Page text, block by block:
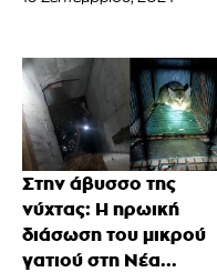
Στην άβυσσο της
νύχτας: Η ηρωική
διάσωση του μικρού
γατιού στη Νέα...